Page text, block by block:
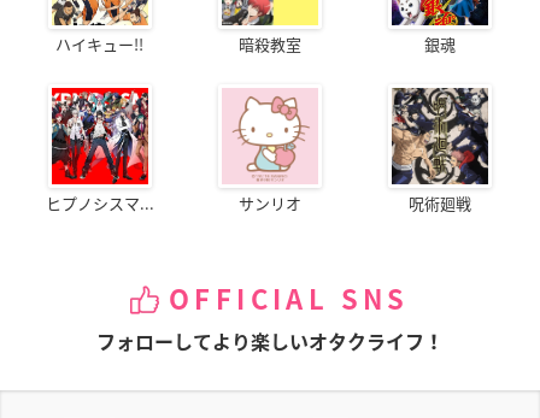
ハイキュー!! 暗殺教室 銀魂
ヒプノシスマ... サンリオ 呪術廻戦
OFFICIAL SNS
フォローしてより楽しいオタクライフ！